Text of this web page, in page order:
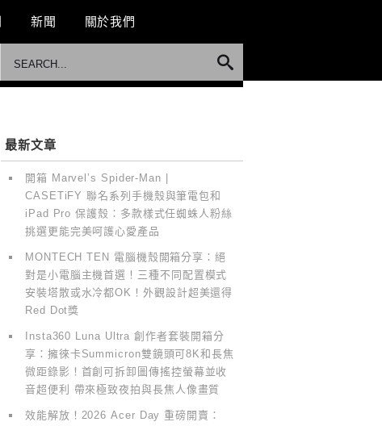
新聞 關於我們
最新文章
開箱 Marvel’s Spider-Man |
CASETiFY 聯名系列手機殼與筆電包和
iPad Pro 保護殼：多款樣式任蜘蛛人粉絲
挑選更能完美呵護心愛產品
MONTECH TEN 電腦機殼開箱分享：絕
對是小電腦主機首選！三種不同配置模式
安裝塔散或水冷都OK！外觀設計超美還得
Red Dot獎
Insta360 Luna Ultra 創作者套裝開箱分
享：擁徠卡Summicron雙鏡頭可8K和長焦
微距錄影！首創可拆卸圖傳搖控螢幕並收
音超便利 帶來極致夜拍與長焦人像畫質
效能解放！2026 Acer Day 重磅開賣：